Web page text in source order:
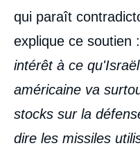
qui paraît
explique ce soutien :
intérêt à ce
américaine va
stocks sur la
dire les missiles